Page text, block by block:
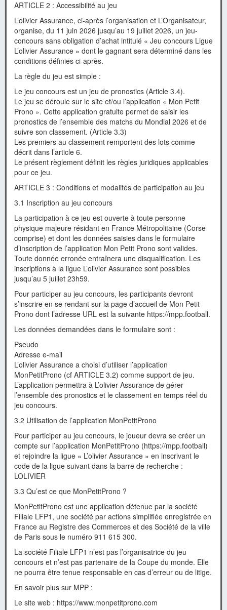
ARTICLE 2 : Accessibilité au jeu
L’olivier Assurance, ci-après l’organisation et L’Organisateur,
organise, du 11 juin 2026 jusqu’au 19 juillet 2026, un jeu-
concours sans obligation d’achat intitulé « Jeu concours Ligue
L’olivier Assurance » dont le gagnant sera déterminé dans les
conditions définies ci-après.
La règle du jeu est simple :
Le jeu concours est un jeu de pronostics (Article 3.4).
Le jeu se déroule sur le site et/ou l’application « Mon Petit
Prono ». Cette application gratuite permet de saisir les
pronostics de l’ensemble des matchs du Mondial 2026 et de
suivre son classement. (Article 3.3)
Les premiers au classement remportent des lots comme
décrit dans l’article 6.
Le présent règlement définit les règles juridiques applicables
pour ce jeu.
ARTICLE 3 : Conditions et modalités de participation au jeu
3.1 Inscription au jeu concours
La participation à ce jeu est ouverte à toute personne
physique majeure résidant en France Métropolitaine (Corse
comprise) et dont les données saisies dans le formulaire
d’inscription de l’application Mon Petit Prono sont valides.
Toute donnée erronée entraînera une disqualification. Les
inscriptions à la ligue L’olivier Assurance sont possibles
jusqu’au 5 juillet 23h59.
Pour participer au jeu concours, les participants devront
s’inscrire en se rendant sur la page d’accueil de Mon Petit
Prono dont l’adresse URL est la suivante https://mpp.football.
Les données demandées dans le formulaire sont :
Pseudo
Adresse e-mail
L’olivier Assurance a choisi d’utiliser l’application
MonPetitProno (cf ARTICLE 3.2) comme support de jeu.
L’application permettra à L’olivier Assurance de gérer
l’ensemble des pronostics et le classement en temps réel du
jeu concours.
3.2 Utilisation de l’application MonPetitProno
Pour participer au jeu concours, le joueur devra se créer un
compte sur l’application MonPetitProno (https://mpp.football)
et rejoindre la ligue « L’olivier Assurance » en inscrivant le
code de la ligue suivant dans la barre de recherche :
LOLIVIER
3.3 Qu’est ce que MonPetitProno ?
MonPetitProno est une application détenue par la société
Filiale LFP1, une société par actions simplifiée enregistrée en
France au Registre des Commerces et des Société de la ville
de Paris sous le numéro 911 615 300.
La société Filiale LFP1 n’est pas l’organisatrice du jeu
concours et n’est pas partenaire de la Coupe du monde. Elle
ne pourra être tenue responsable en cas d’erreur ou de litige.
En savoir plus sur MPP :
Le site web : https://www.monpetitprono.com